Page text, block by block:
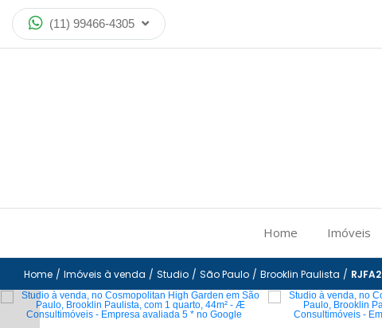
(11) 99466-4305
Home Imóveis
Home / Imóveis à venda / Studio / São Paulo / Brooklin Paulista / RJFA2